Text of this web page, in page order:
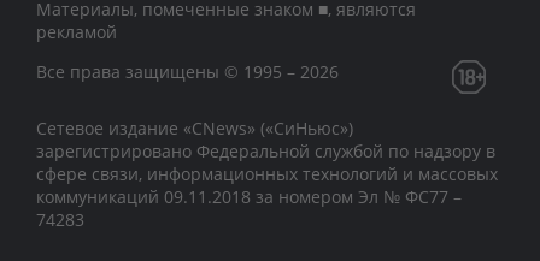
Материалы, помеченные знаком ■, являются
рекламой
Все права защищены © 1995 – 2026
Сетевое издание «CNews» («СиНьюс»)
зарегистрировано Федеральной службой по надзору в
сфере связи, информационных технологий и массовых
коммуникаций 09.11.2018 за номером Эл № ФС77 –
74283